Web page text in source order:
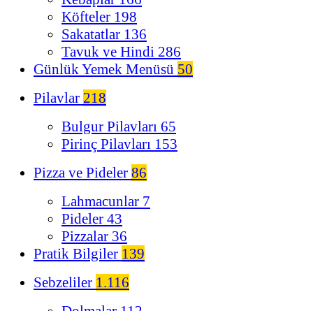
Köfteler 198
Sakatatlar 136
Tavuk ve Hindi 286
Günlük Yemek Menüsü 50
Pilavlar 218
Bulgur Pilavları 65
Pirinç Pilavları 153
Pizza ve Pideler 86
Lahmacunlar 7
Pideler 43
Pizzalar 36
Pratik Bilgiler 139
Sebzeliler 1.116